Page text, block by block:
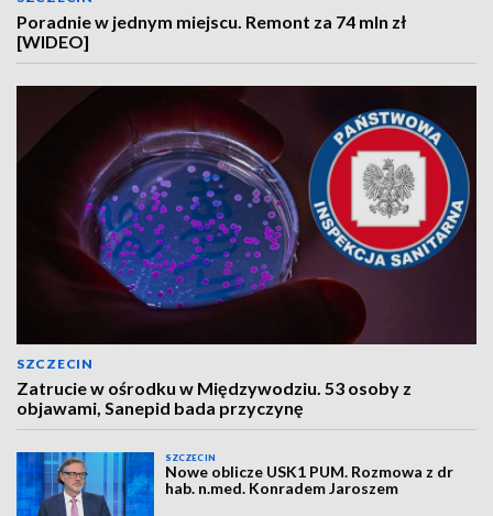
Poradnie w jednym miejscu. Remont za 74 mln zł
[WIDEO]
SZCZECIN
Zatrucie w ośrodku w Międzywodziu. 53 osoby z
objawami, Sanepid bada przyczynę
SZCZECIN
Nowe oblicze USK1 PUM. Rozmowa z dr
hab. n.med. Konradem Jaroszem